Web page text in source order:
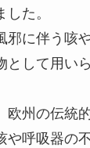
た。
邪に伴う咳
として用い
欧州の伝統
や呼吸器の